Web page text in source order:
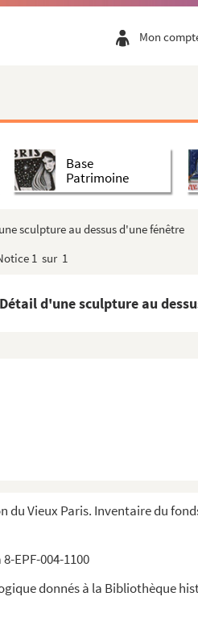
Mon
Base
Patrimoine
sculpture au dessus d'une fénêtre
1 sur 1
d'une sculpture au
Vieux Paris. Inventaire du
EPF-004-1100
donnés à la Bibliothèque